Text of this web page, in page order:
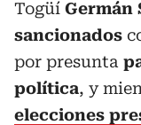
Togüí Germán
sancionados
por presunta
política, y
elecciones